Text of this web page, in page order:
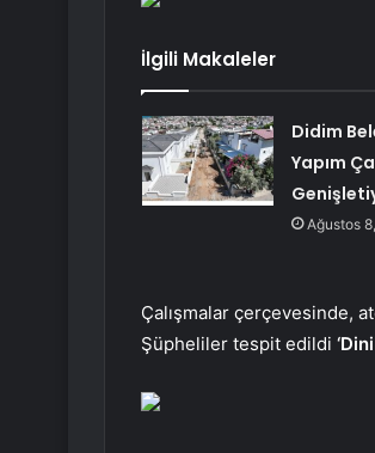
İlgili Makaleler
Didim
Yapım
Ağustos
Çalışmalar çerçevesinde,
Şüpheliler tespit edildi